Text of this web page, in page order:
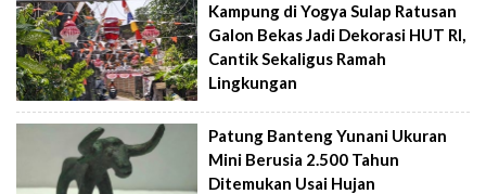
Kampung di Yogya Sulap Ratusan
Galon Bekas Jadi Dekorasi HUT RI,
Cantik Sekaligus Ramah
Lingkungan
Patung Banteng Yunani Ukuran
Mini Berusia 2.500 Tahun
Ditemukan Usai Hujan